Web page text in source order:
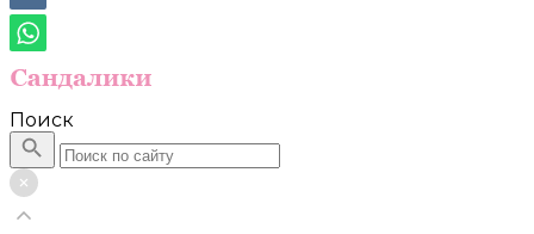
Поиск